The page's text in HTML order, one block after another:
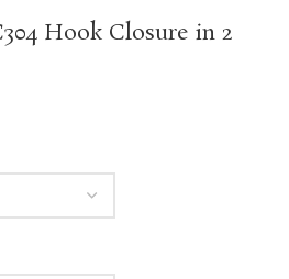
Hook Closure in 2